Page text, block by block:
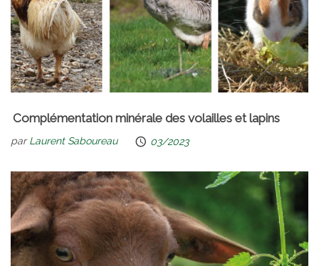
Complémentation minérale des volailles et lapins
parLaurent Saboureau 03/2023